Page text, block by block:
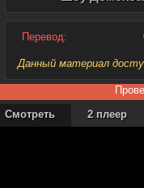
Перевод:
Данный материал
Смотреть
2 плеер